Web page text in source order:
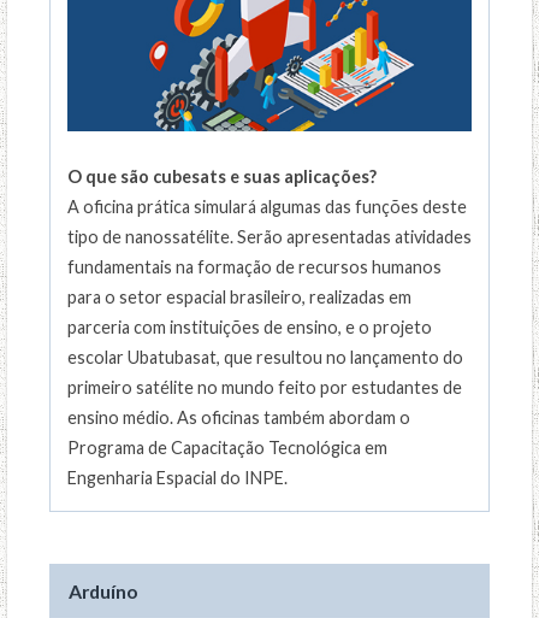
O que são cubesats e suas aplicações?
A oficina prática simulará algumas das funções deste
tipo de nanossatélite. Serão apresentadas atividades
fundamentais na formação de recursos humanos
para o setor espacial brasileiro, realizadas em
parceria com instituições de ensino, e o projeto
escolar Ubatubasat, que resultou no lançamento do
primeiro satélite no mundo feito por estudantes de
ensino médio. As oficinas também abordam o
Programa de Capacitação Tecnológica em
Engenharia Espacial do INPE.
Arduíno